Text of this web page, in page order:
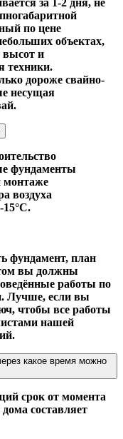
по цене
объектах,
высот и
техники.
дороже свайно-
несущая
фундаменты
монтаже
воздуха
фундамент, план
вы должны
работы по
Лучше, если вы
чтобы все работы
нашей
какое время можно
срок от момента
составляет